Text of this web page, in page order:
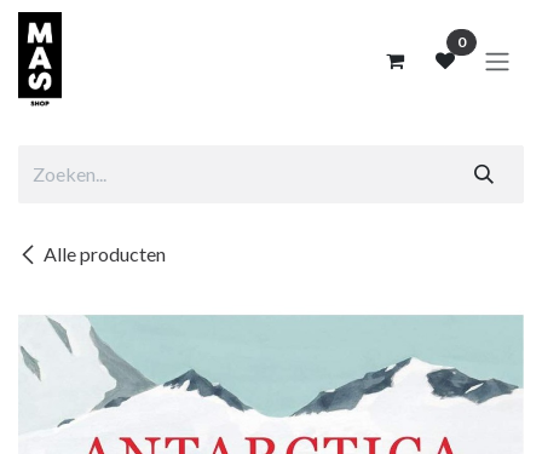
Overslaan naar inhoud
0
Alle producten